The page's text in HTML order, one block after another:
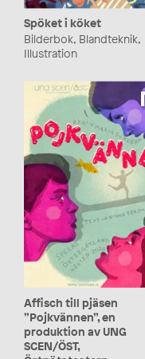
Spöket i köket
Bilderbok, Blandteknik,
Illustration
Affisch till pjäsen
”Pojkvännen”, en
produktion av UNG
SCEN/ÖST,